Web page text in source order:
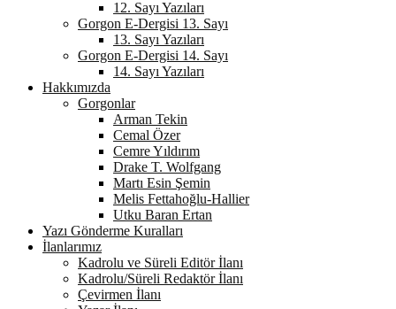
12. Sayı Yazıları
Gorgon E-Dergisi 13. Sayı
13. Sayı Yazıları
Gorgon E-Dergisi 14. Sayı
14. Sayı Yazıları
Hakkımızda
Gorgonlar
Arman Tekin
Cemal Özer
Cemre Yıldırım
Drake T. Wolfgang
Martı Esin Şemin
Melis Fettahoğlu-Hallier
Utku Baran Ertan
Yazı Gönderme Kuralları
İlanlarımız
Kadrolu ve Süreli Editör İlanı
Kadrolu/Süreli Redaktör İlanı
Çevirmen İlanı